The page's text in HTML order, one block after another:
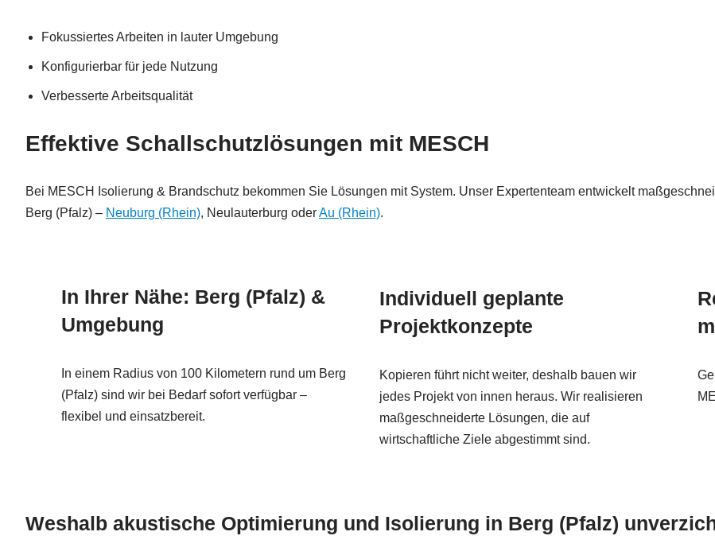
Fokussiertes Arbeiten in lauter Umgebung
Konfigurierbar für jede Nutzung
Verbesserte Arbeitsqualität
Effektive Schallschutzlösungen mit MESCH
Bei MESCH Isolierung & Brandschutz bekommen Sie Lösungen mit System. Unser Expertenteam entwickelt
Berg (Pfalz) – Neuburg (Rhein), Neulauterburg oderAu (Rhein).
In Ihrer Nähe: Berg (Pfalz) &
Umgebung
In einem Radius von 100 Kilometern rund um Berg
(Pfalz) sind wir bei Bedarf sofort verfügbar –
flexibel und einsatzbereit.
Individuell geplante
Projektkonzepte
Kopieren führt nicht weiter, deshalb bauen wir
jedes Projekt von innen heraus. Wir realisieren
maßgeschneiderte Lösungen, die auf
wirtschaftliche Ziele abgestimmt sind.
Weshalb akustische Optimierung und Isolierung in Berg (Pfalz)